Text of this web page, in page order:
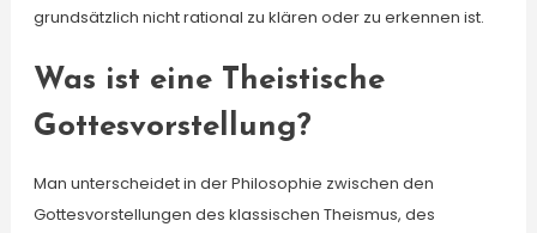
grundsätzlich nicht rational zu klären oder zu erkennen ist.
Was ist eine Theistische
Gottesvorstellung?
Man unterscheidet in der Philosophie zwischen den
Gottesvorstellungen des klassischen Theismus, des